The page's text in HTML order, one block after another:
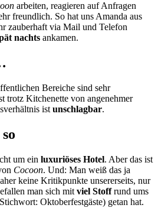
arbeiten, reagieren auf Anfragen
freundlich. So hat uns Amanda aus
zauberhaft via Mail und Telefon
nachts ankamen.
Bereiche sind sehr
trotz Kitchenette von angenehmer
ist unschlagbar.
um ein luxuriöses Hotel. Aber das ist
Cocoon. Und: Man weiß das ja
keine Kritikpunkte unsererseits, nur
man sich mit viel Stoffrund ums
Oktoberfestgäste) getan hat.